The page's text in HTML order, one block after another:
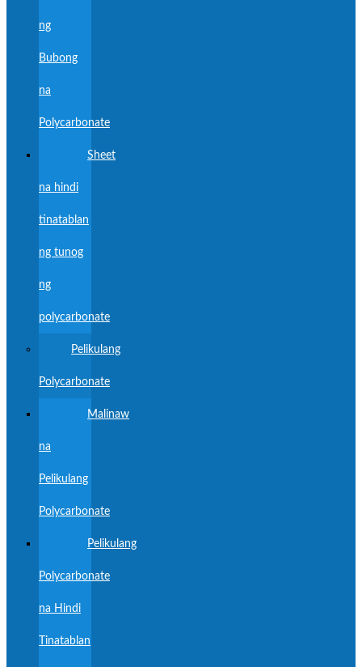
ng
Bubong
na
Polycarbonate
Sheet
na hindi
tinatablan
ng tunog
ng
polycarbonate
Pelikulang
Polycarbonate
Malinaw
na
Pelikulang
Polycarbonate
Pelikulang
Polycarbonate
na Hindi
Tinatablan